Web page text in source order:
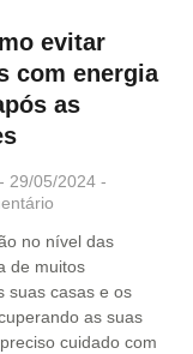
evitar
com energia
as
29/05/2024
no nível das
de muitos
suas casas e os
as suas
cuidado com